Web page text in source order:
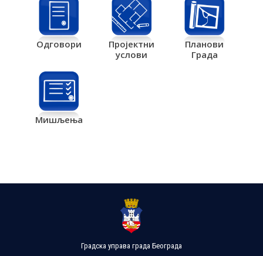
Одговори
Пројектни
услови
Планови
Града
Мишљења
Градска управа града Београда